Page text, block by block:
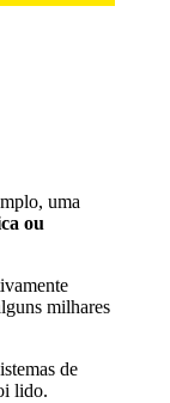
uma
ou
milhares
de
lido.